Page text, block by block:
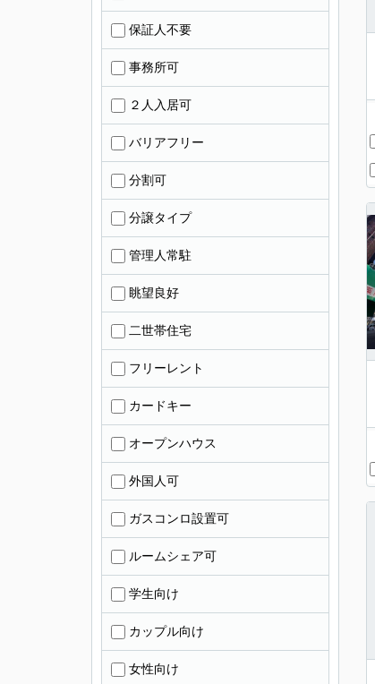
保証人不要
事務所可
２人入居可
バリアフリー
分割可
分譲タイプ
管理人常駐
眺望良好
二世帯住宅
フリーレント
カードキー
オープンハウス
外国人可
ガスコンロ設置可
ルームシェア可
学生向け
カップル向け
女性向け